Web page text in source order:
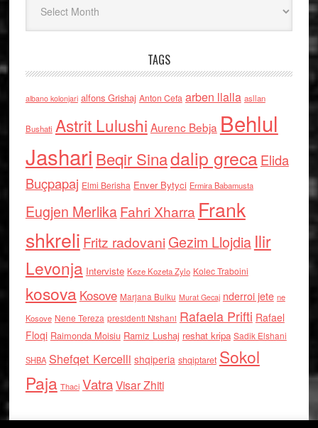
TAGS
albano kolonjari alfons Grishaj Anton Cefa arben llalla asllan
Bushati Astrit Lulushi Aurenc Bebja Behlul
Jashari Beqir Sinadalip grecaElida
Buçpapaj Elmi Berisha Enver Bytyci Ermira Babamusta
Eugjen MerlikaFahri Xharra Frank
shkreli Fritz radovaniGezim Llojdia Ilir
Levonja Interviste Keze Kozeta Zylo Kolec Traboini
kosova Kosove Marjana Bulku Murat Gecaj nderroi jete ne
Kosove Nene Tereza presidenti Nishani Rafaela Prifti Rafael
Floqi Raimonda Moisiu Ramiz Lushaj reshat kripa Sadik Elshani
SHBA Shefqet Kercelli shqiperia shqiptaret Sokol
Paja Thaci VatraVisar Zhiti